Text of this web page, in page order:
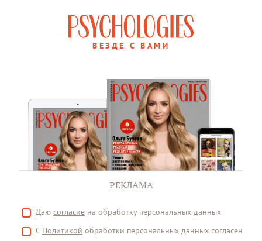
ВЕЗДЕ С ВАМИ
РЕКЛАМА
Даю согласие на обработку персональных данных
С Политикой обработки персональных данных согласен